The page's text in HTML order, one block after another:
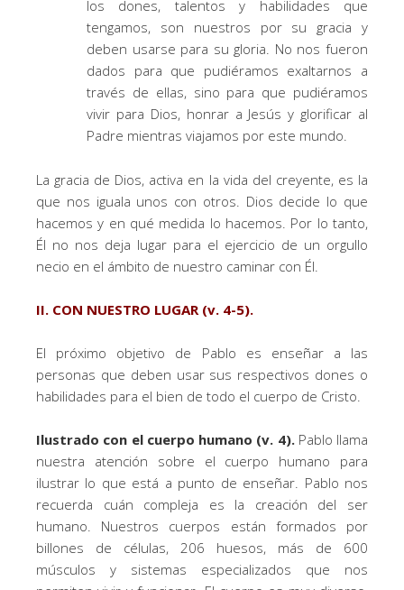
los dones, talentos y habilidades que
tengamos, son nuestros por su gracia y
deben usarse para su gloria. No nos fueron
dados para que pudiéramos exaltarnos a
través de ellas, sino para que pudiéramos
vivir para Dios, honrar a Jesús y glorificar al
Padre mientras viajamos por este mundo.
La gracia de Dios, activa en la vida del creyente, es la
que nos iguala unos con otros. Dios decide lo que
hacemos y en qué medida lo hacemos. Por lo tanto,
Él no nos deja lugar para el ejercicio de un orgullo
necio en el ámbito de nuestro caminar con Él.
II. CON NUESTRO LUGAR (v. 4-5).
El próximo objetivo de Pablo es enseñar a las
personas que deben usar sus respectivos dones o
habilidades para el bien de todo el cuerpo de Cristo.
Ilustrado con el cuerpo humano (v. 4).Pablo llama
nuestra atención sobre el cuerpo humano para
ilustrar lo que está a punto de enseñar. Pablo nos
recuerda cuán compleja es la creación del ser
humano. Nuestros cuerpos están formados por
billones de células, 206 huesos, más de 600
músculos y sistemas especializados que nos